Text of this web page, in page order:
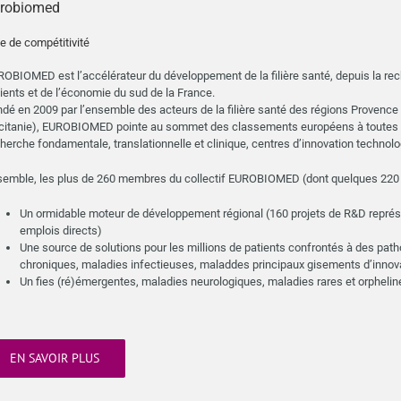
de compétitivité
est l’accélérateur du développement de la filière santé, depuis la
et de l’économie du sud de la France.
en 2009 par l’ensemble des acteurs de la filière santé des régions
EUROBIOMED pointe au sommet des classements européens à
fondamentale, translationnelle et clinique, centres d’innovation
les plus de 260 membres du collectif EUROBIOMED (dont quelques
Un ormidable moteur de développement régional (160 projets de R&D
emplois directs)
Une source de solutions pour les millions de patients confrontés à des
chroniques, maladies infectieuses, maladdes principaux gisements
Un fies (ré)émergentes, maladies neurologiques, maladies rares et
EN SAVOIR PLUS